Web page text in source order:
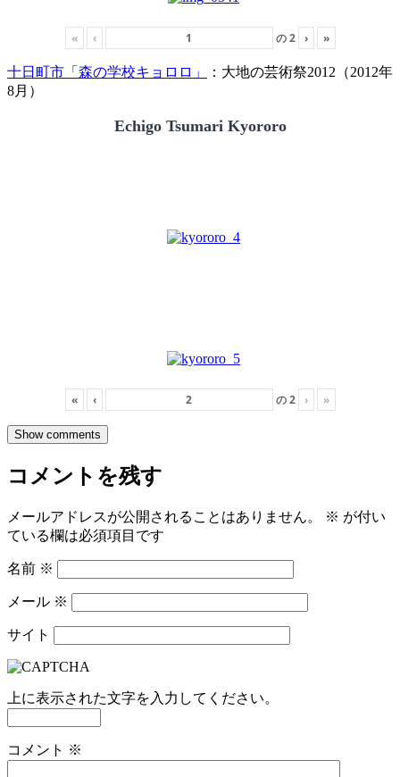
« ‹ の2 › »
十日町市「森の学校キョロロ」
：大地の芸術祭2012（2012年
8月）
Echigo Tsumari Kyororo
« ‹ の2 › »
Show comments
コメントを残す
メールアドレスが公開されることはありません。 ※ が付い
ている欄は必須項目です
名前 ※
メール ※
サイト
上に表示された文字を入力してください。
コメント ※